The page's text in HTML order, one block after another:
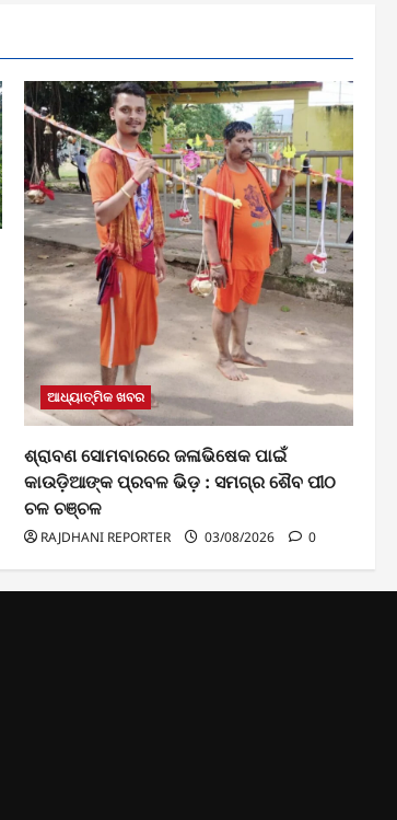
ଆଧ୍ୟାତ୍ମିକ ଖବର
ଶ୍ରାବଣ ସୋମବାରରେ ଜଳାଭିଷେକ ପାଇଁ
କାଉଡ଼ିଆଙ୍କ ପ୍ରବଳ ଭିଡ଼ : ସମଗ୍ର ଶୈବ ପୀଠ
ଚଳ ଚଞ୍ଚଳ
RAJDHANI REPORTER 03/08/2026 0